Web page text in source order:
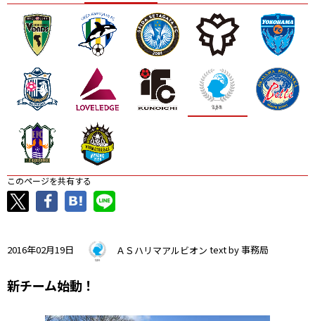
ニッパツ 名古屋 静岡 愛媛Ｌ
このページを共有する
2016年02月19日 ＡＳハリマアルビオン text by 事務局
新チーム始動！